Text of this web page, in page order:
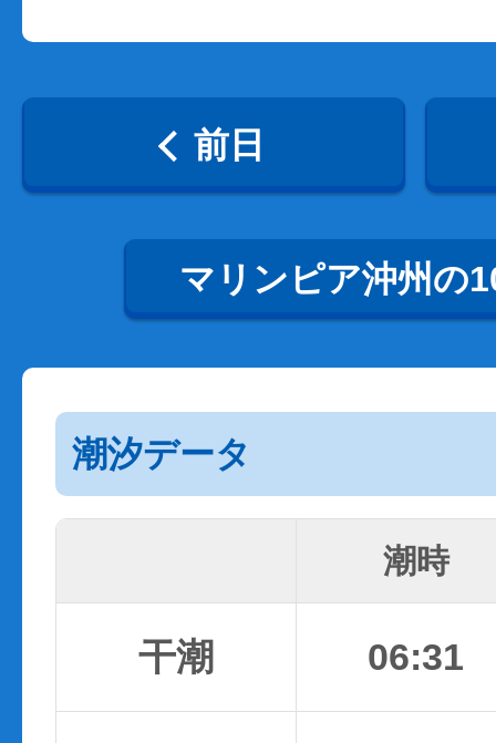
前日
マリンピア沖州の
潮汐データ
潮時
干潮 06:31